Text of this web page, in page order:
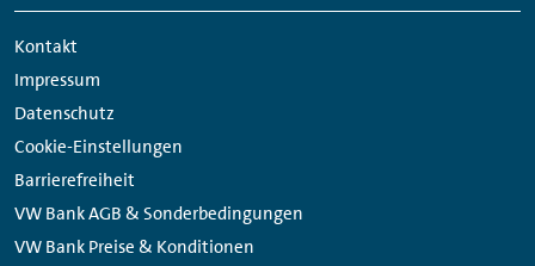
Kontakt
Impressum
Datenschutz
Cookie-Einstellungen
Barrierefreiheit
VW Bank AGB & Sonderbedingungen
VW Bank Preise & Konditionen
Links